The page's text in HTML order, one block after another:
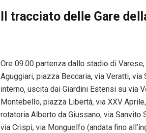
Il tracciato delle Gare
Ore 09.00 partenza dallo stadio di
Aguggiari, piazza Beccaria, via Veratti,
interno, uscita dai Giardini Estensi su via
Montebello, piazza Libertà, via XXV
rotatoria Alberto da Giussano, via
via Crispi, via Monguelfo (andata fino